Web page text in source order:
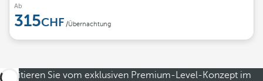
Ab
315 /Übernachtung
Profitieren Sie vom exklusiven Premium-Level-Konzept im